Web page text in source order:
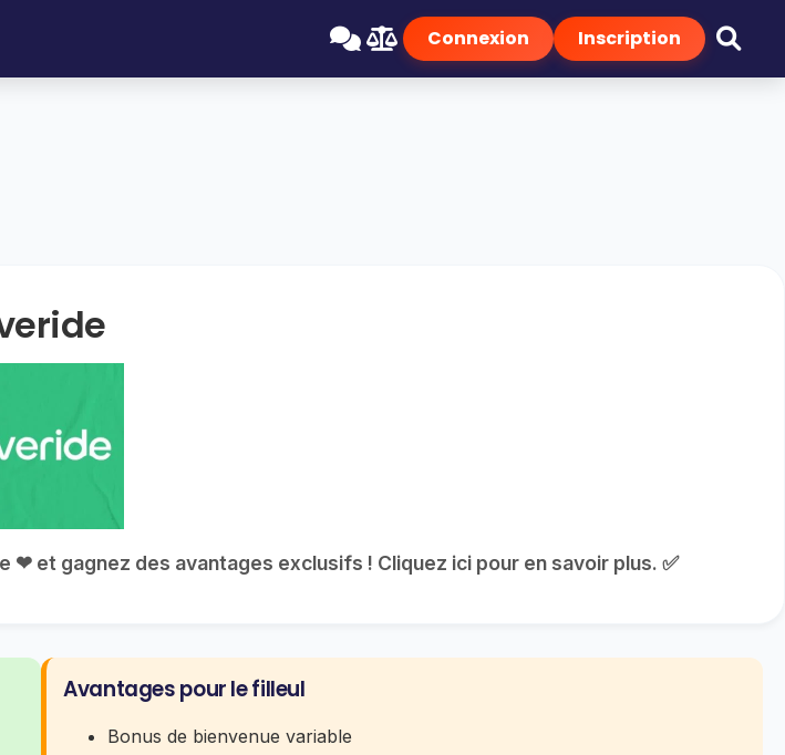
Connexion Inscription
et gagnez des avantages exclusifs ! Cliquez ici pour en savoir plus. ✅
Avantages pour le filleul
Bonus de bienvenue variable